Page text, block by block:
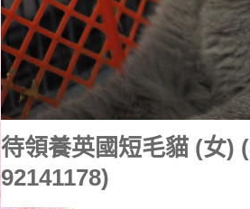
待領養英國短毛貓 (女)
92141178)